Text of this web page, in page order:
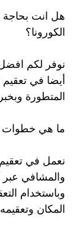
هل انت بحاجة
الكورونا؟
نوفر لكم
أيضا في تعقيم
المتطورة
ما هي خطوات
نعمل في تعقيم
والمشافي
وباستخدام
المكان وتعقيمه